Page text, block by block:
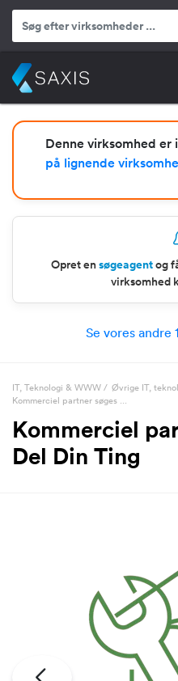
Denne virksomhed
på lignende
Opret en søgeagentog
virksomhed
Se vores andre
IT, Teknologi & WWW/ Øvrige IT,
Kommerciel partner søges ...
Kommerciel
Del Din Ting